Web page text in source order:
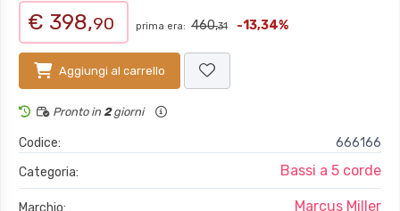
€ 398,90 prima era: 460,31 -13,34%
Aggiungi al carrello
Pronto in 2giorni
Codice:
666166
Categoria:
Bassi a 5 corde
Marcus Miller